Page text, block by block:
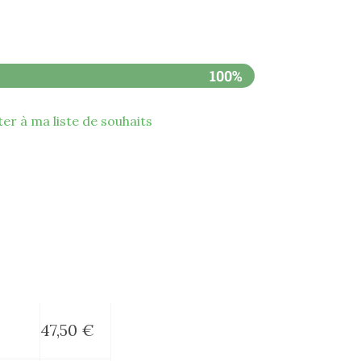
100%
à ma liste de souhaits
47,50 €